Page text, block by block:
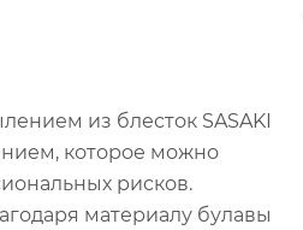
из блесток SASAKI
которое можно
рисков.
материалу булавы